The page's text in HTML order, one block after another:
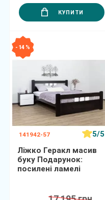
КУПИТИ
- 14 %
141942-57
5/5
Ліжко Геракл масив
буку Подарунок:
посилені ламелі